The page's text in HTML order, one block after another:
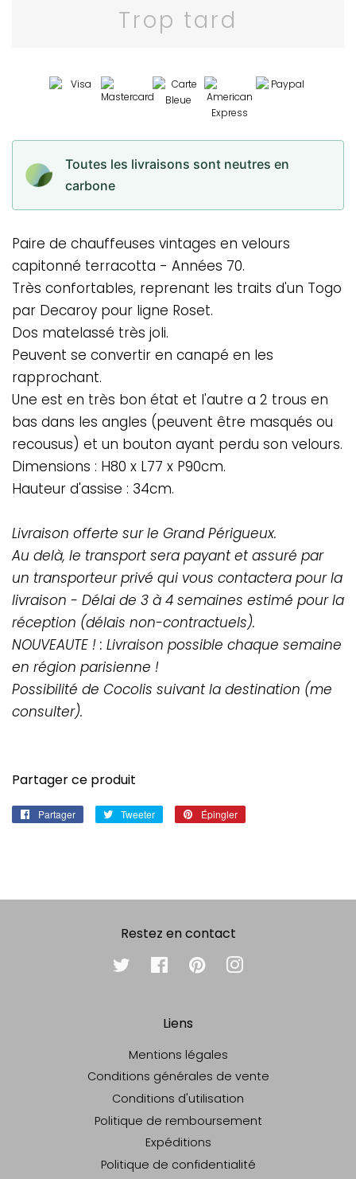
Trop tard
Toutes les livraisons sont neutres en
carbone
Paire de chauffeuses vintages en velours
capitonné terracotta - Années 70.
Très confortables, reprenant les traits d'un Togo
par Decaroy pour ligne Roset.
Dos matelassé très joli.
Peuvent se convertir en canapé en les
rapprochant.
Une est en très bon état et l'autre a 2 trous en
bas dans les angles (peuvent être masqués ou
recousus) et un bouton ayant perdu son velours.
Dimensions : H80 x L77 x P90cm.
Hauteur d'assise : 34cm.
Livraison offerte sur le Grand Périgueux.
Au delà, le transport sera payant et assuré par
un transporteur privé qui vous contactera pour la
livraison - Délai de 3 à 4 semaines estimé pour la
réception (délais non-contractuels).
NOUVEAUTE ! : Livraison possible chaque semaine
en région parisienne !
Possibilité de Cocolis suivant la destination (me
consulter).
Partager ce produit
Partager
Partager Tweeter
Tweeter
Épingler
Restez en contact
Twitter FacebookPinterest
Liens
Mentions légales
Conditions générales de vente
Conditions d'utilisation
Politique de remboursement
Expéditions
Politique de confidentialité